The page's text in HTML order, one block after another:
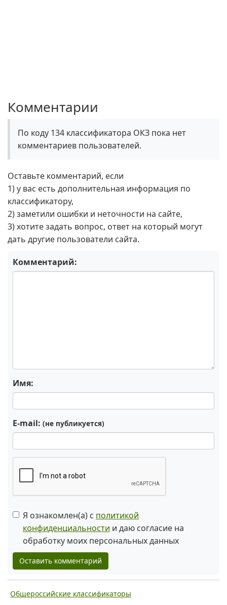
Комментарии
По коду 134 классификатора ОКЗ пока нет
комментариев пользователей.
Оставьте комментарий, если
1) у вас есть дополнительная информация по
классификатору,
2) заметили ошибки и неточности на сайте,
3) хотите задать вопрос, ответ на который могут
дать другие пользователи сайта.
Комментарий:
Имя:
E-mail: (не публикуется)
Я ознакомлен(а) с политикой
конфиденциальности и даю согласие на
обработку моих персональных данных
Оставить комментарий
Общероссийские классификаторы